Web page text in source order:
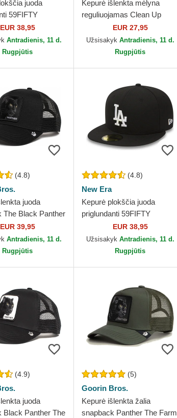
juoda
59FIFTY
New York Yankees
Era
EUR 38,95
Antradienis, 11 d.
Rugpjūtis
Kepurė išlenkta mėlyna
reguliuojamas Clean Up
Vapor New York Yankees
MLB 47 Brand
EUR 27,95
Užsisakyk Antradienis, 11 d.
Rugpjūtis
(4.8)
juoda
The Black Panther
The Farm
EUR 39,95
Antradienis, 11 d.
Rugpjūtis
(4.8)
New Era
Kepurė plokščia juoda
priglundanti 59FIFTY
Essential Los Angeles
Dodgers MLB New Era
EUR 38,95
Užsisakyk Antradienis, 11 d.
Rugpjūtis
(4.9)
juoda
Black Panther The
(5)
Goorin Bros.
Kepurė išlenkta žalia
snapback Panther The Farm